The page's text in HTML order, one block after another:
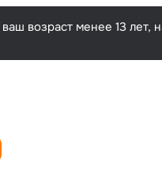
возраст менее 13